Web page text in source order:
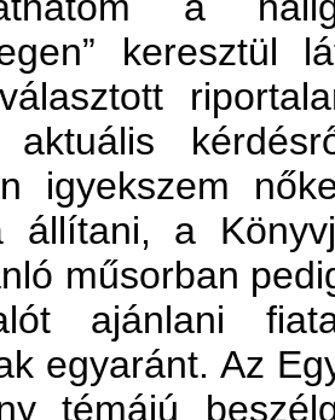
aktuális
igyekszem
állítani, a
műsorban
ajánlani
egyaránt. Az
témájú